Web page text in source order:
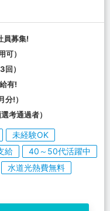
員募集!
）
）
有!
!）
考通過者）
未経験OK
給
40～50代活躍中
水道光熱費無料